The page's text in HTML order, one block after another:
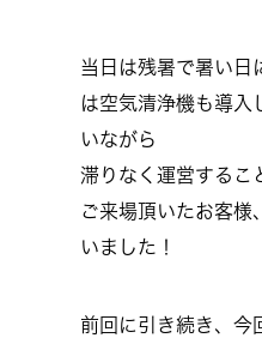
当日は残暑で暑い日
は空気清浄機も導入
いながら
滞りなく運営するこ
ご来場頂いたお客様
いました！
前回に引き続き、